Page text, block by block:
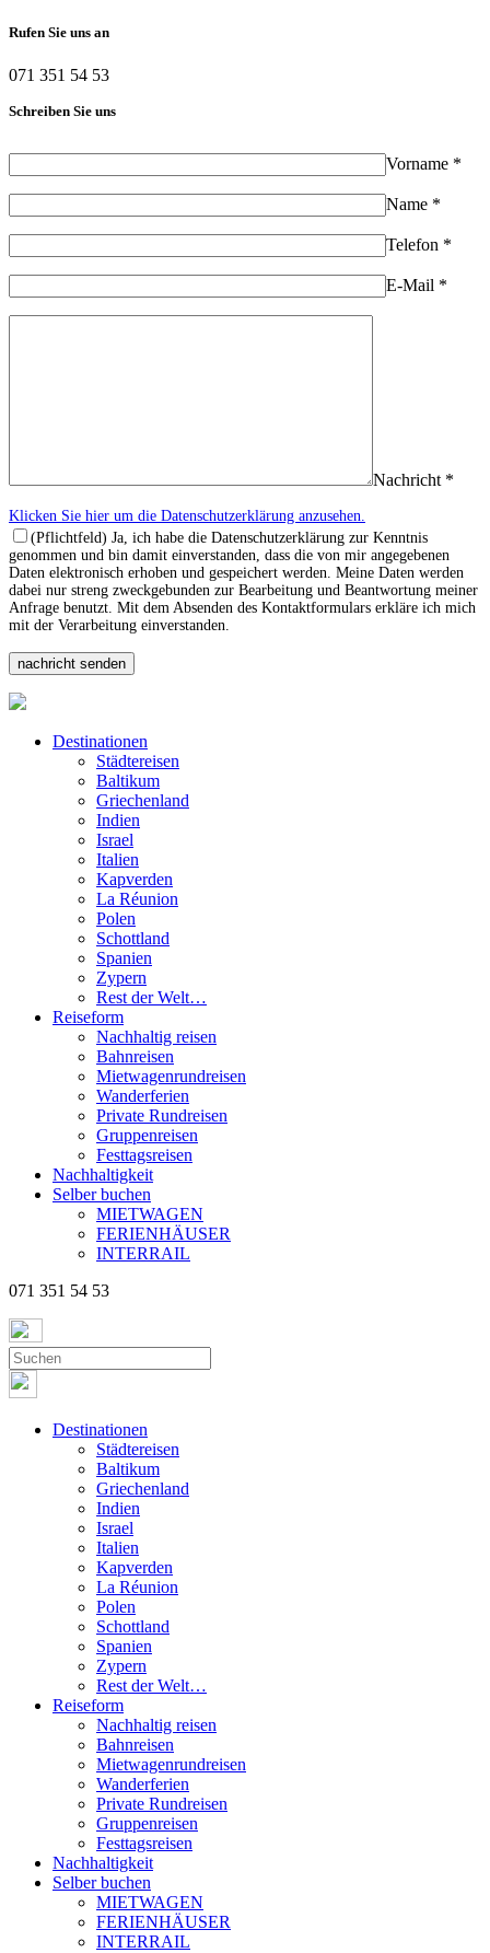
Rufen Sie uns an
071 351 54 53
Schreiben Sie uns
Vorname *
Name *
Telefon *
E-Mail *
Nachricht *
Klicken Sie hier um die Datenschutzerklärung anzusehen.
(Pflichtfeld) Ja, ich habe die Datenschutzerklärung zur Kenntnis
genommen und bin damit einverstanden, dass die von mir angegebenen
Daten elektronisch erhoben und gespeichert werden. Meine Daten werden
dabei nur streng zweckgebunden zur Bearbeitung und Beantwortung meiner
Anfrage benutzt. Mit dem Absenden des Kontaktformulars erkläre ich mich
mit der Verarbeitung einverstanden.
Destinationen
Städtereisen
Baltikum
Griechenland
Indien
Israel
Italien
Kapverden
La Réunion
Polen
Schottland
Spanien
Zypern
Rest der Welt…
Reiseform
Nachhaltig reisen
Bahnreisen
Mietwagenrundreisen
Wanderferien
Private Rundreisen
Gruppenreisen
Festtagsreisen
Nachhaltigkeit
Selber buchen
MIETWAGEN
FERIENHÄUSER
INTERRAIL
071 351 54 53
Destinationen
Städtereisen
Baltikum
Griechenland
Indien
Israel
Italien
Kapverden
La Réunion
Polen
Schottland
Spanien
Zypern
Rest der Welt…
Reiseform
Nachhaltig reisen
Bahnreisen
Mietwagenrundreisen
Wanderferien
Private Rundreisen
Gruppenreisen
Festtagsreisen
Nachhaltigkeit
Selber buchen
MIETWAGEN
FERIENHÄUSER
INTERRAIL